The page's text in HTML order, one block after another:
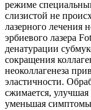
режиме
слизистой не
лазерного лечения
эрбиевого лазера
денатурации
сокращения
неоколлагенеза
эластичности.
сжимается,
уменьшая